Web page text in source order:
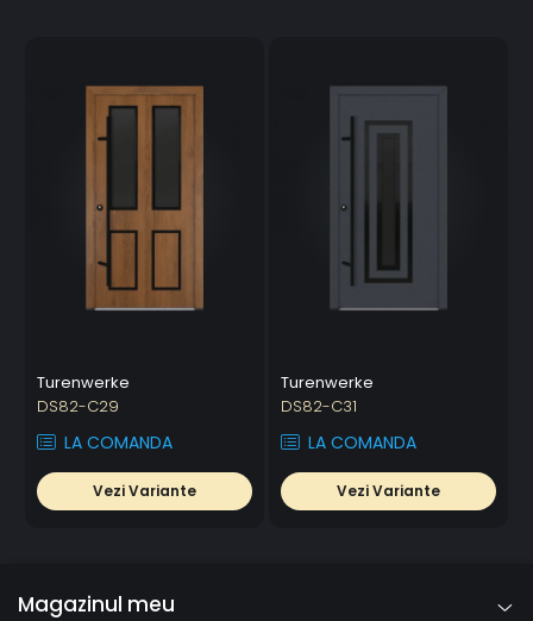
Turenwerke
DS82-C29
LA COMANDA
Vezi Variante
Turenwerke
DS82-C31
LA COMANDA
Vezi Variante
Magazinul meu